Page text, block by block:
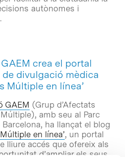
autònomes i
crea el portal
divulgació mèdica
Múltiple en línea’
GAEM (Grup d’Afectats
amb seu al Parc
ha llançat el blog
en línea’, un portal
lliure accés que ofereix als
d’ampliar els seus